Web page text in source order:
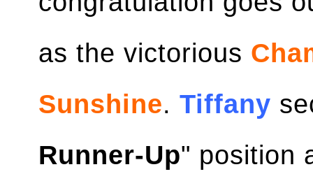
as the victorious
Sunshine. Tiffany
Runner-Up" position